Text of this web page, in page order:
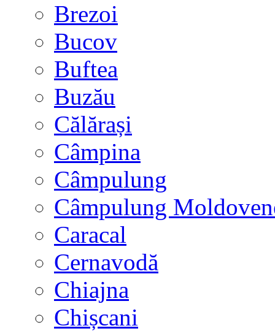
Brezoi
Bucov
Buftea
Buzău
Călărași
Câmpina
Câmpulung
Câmpulung
Caracal
Cernavodă
Chiajna
Chișcani